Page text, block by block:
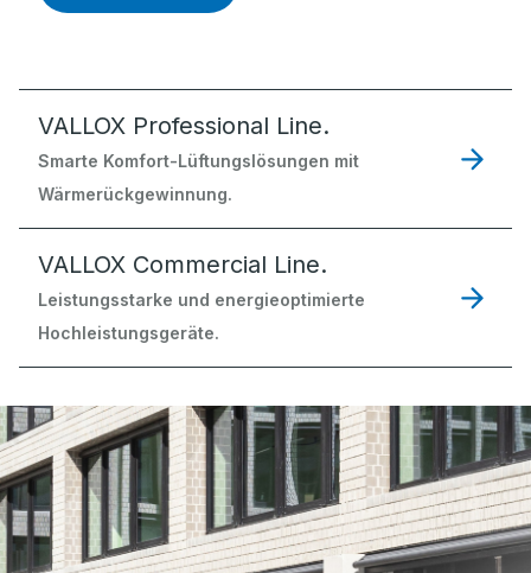
VALLOX Professional Line.
Smarte Komfort-Lüftungslösungen mit
Wärmerückgewinnung.
VALLOX Commercial Line.
Leistungsstarke und energieoptimierte
Hochleistungsgeräte.